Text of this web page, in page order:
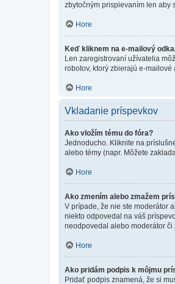
zbytočným prispievaním len aby
Hore
Keď kliknem na e-mailový
Len zaregistrovaní užívatelia
robotov, ktorý zbierajú e-mailové
Hore
Vkladanie príspevkov
Ako vložím tému do fóra?
Jednoducho. Kliknite na
alebo témy (napr. Môžete
Hore
Ako zmením alebo zmažem
V prípade, že nie ste moderátor
niekto odpovedal na váš
neodpovedal alebo moderátor
Hore
Ako pridám podpis k môjmu
Pridať podpis znamená, že si